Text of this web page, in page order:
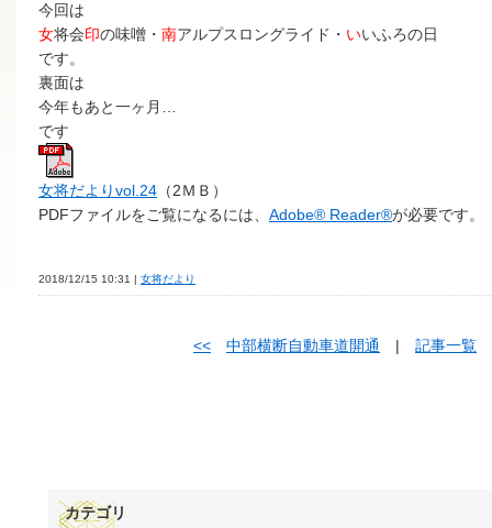
今回は
女将会印の味噌・ 南アルプスロングライド・ いいふろの日
です。
裏面は
今年もあと一ヶ月…
です
女将だよりvol.24 （2ＭＢ）
PDFファイルをご覧になるには、 Adobe® Reader®が必要です。
2018/12/15 10:31 | 女将だより
<< 中部横断自動車道開通 | 記事一覧
カテゴリ